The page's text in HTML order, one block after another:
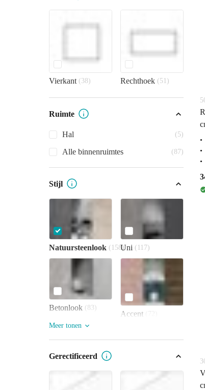
Vierkant (38) Rechthoek (51)
Ruimte
Hal (5)
Alle binnenruimtes (87)
Stijl
Natuursteenlook (158)Uni (117)
Betonlook (83)
Accent
Meer tonen
Gerectificeerd